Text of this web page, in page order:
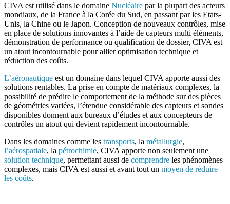
CIVA est utilisé dans le domaine Nucléaire par la plupart des acteurs
mondiaux, de la France à la Corée du Sud, en passant par les Etats-
Unis, la Chine ou le Japon. Conception de nouveaux contrôles, mise
en place de solutions innovantes à l’aide de capteurs multi éléments,
démonstration de performance ou qualification de dossier, CIVA est
un atout incontournable pour allier optimisation technique et
réduction des coûts.
L’aéronautique est un domaine dans lequel CIVA apporte aussi des
solutions rentables. La prise en compte de matériaux complexes, la
possibilité de prédire le comportement de la méthode sur des pièces
de géométries variées, l’étendue considérable des capteurs et sondes
disponibles donnent aux bureaux d’études et aux concepteurs de
contrôles un atout qui devient rapidement incontournable.
Dans les domaines comme les transports, la métallurgie,
l’aérospatiale, la pétrochimie, CIVA apporte non seulement une
solution technique, permettant aussi de comprendre les phénomènes
complexes, mais CIVA est aussi et avant tout un moyen de réduire
les coûts.